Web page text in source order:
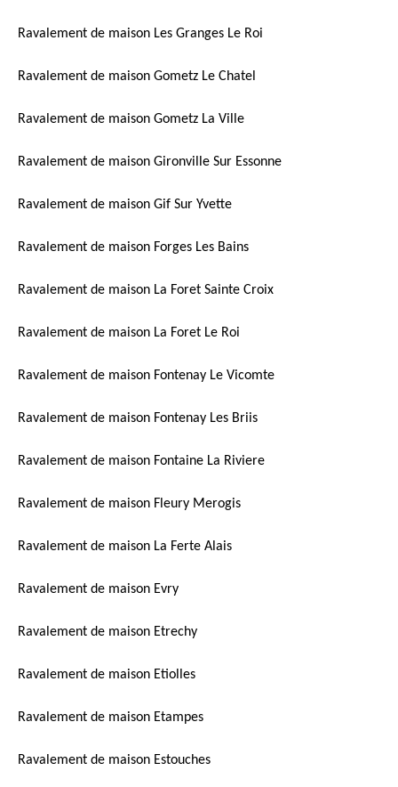
Ravalement de maison Les Granges Le Roi
Ravalement de maison Gometz Le Chatel
Ravalement de maison Gometz La Ville
Ravalement de maison Gironville Sur Essonne
Ravalement de maison Gif Sur Yvette
Ravalement de maison Forges Les Bains
Ravalement de maison La Foret Sainte Croix
Ravalement de maison La Foret Le Roi
Ravalement de maison Fontenay Le Vicomte
Ravalement de maison Fontenay Les Briis
Ravalement de maison Fontaine La Riviere
Ravalement de maison Fleury Merogis
Ravalement de maison La Ferte Alais
Ravalement de maison Evry
Ravalement de maison Etrechy
Ravalement de maison Etiolles
Ravalement de maison Etampes
Ravalement de maison Estouches